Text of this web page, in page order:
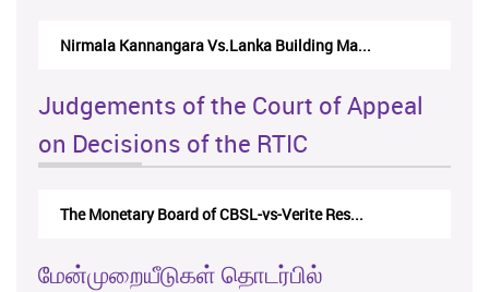
Nirmala Kannangara Vs.Lanka Building Ma...
Judgements of the Court of Appeal
on Decisions of the RTIC
The Monetary Board of CBSL-vs-Verite Res...
மேன்முறையீடுகள் தொடர்பில்